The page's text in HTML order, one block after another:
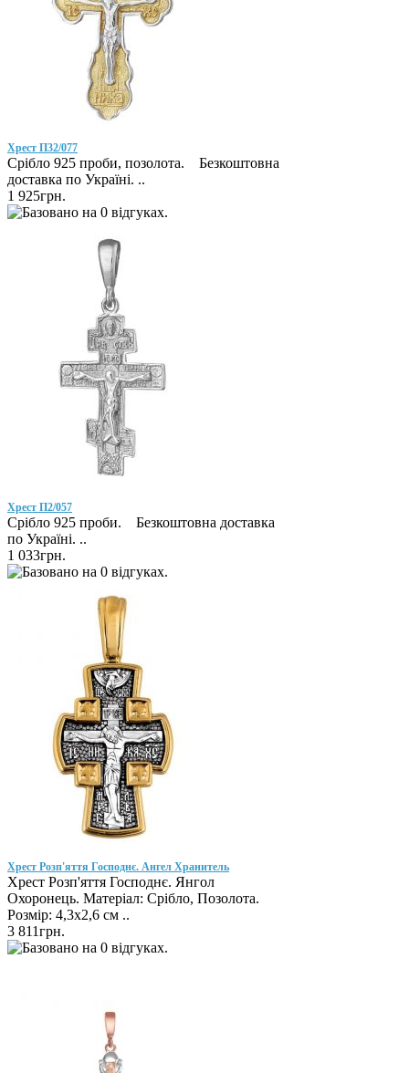
Хрест П32/077
Срібло 925 проби, позолота. Безкоштовна
доставка по Україні. ..
1 925грн.
Хрест П2/057
Срібло 925 проби. Безкоштовна доставка
по Україні. ..
1 033грн.
Хрест Розп'яття Господнє. Ангел Хранитель
Хрест Розп'яття Господнє. Янгол
Охоронець. Матеріал: Срібло, Позолота.
Розмір: 4,3х2,6 см ..
3 811грн.